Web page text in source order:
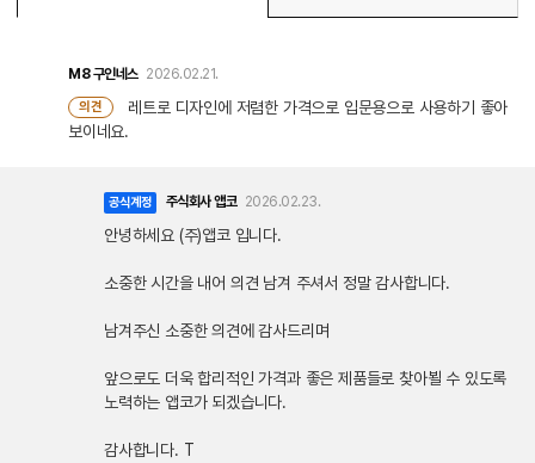
M8 구인네스 2026.02.21.
의견
레트로 디자인에 저렴한 가격으로 입문용으로 사용하기 좋아
보이네요.
공식계정 주식회사 앱코 2026.02.23.
안녕하세요 (주)앱코 입니다.
소중한 시간을 내어 의견 남겨 주셔서 정말 감사합니다.
남겨주신 소중한 의견에 감사드리며
앞으로도 더욱 합리적인 가격과 좋은 제품들로 찾아뵐 수 있도록
노력하는 앱코가 되겠습니다.
감사합니다. T